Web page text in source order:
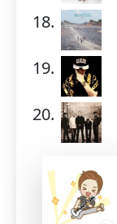
18.
19.
20.